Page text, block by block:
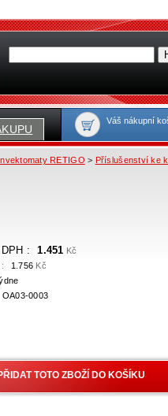
Váš nákupní
RETIGO > Příslušenství ke
: 1.451 Kč
1.756 Kč
OA03-0003